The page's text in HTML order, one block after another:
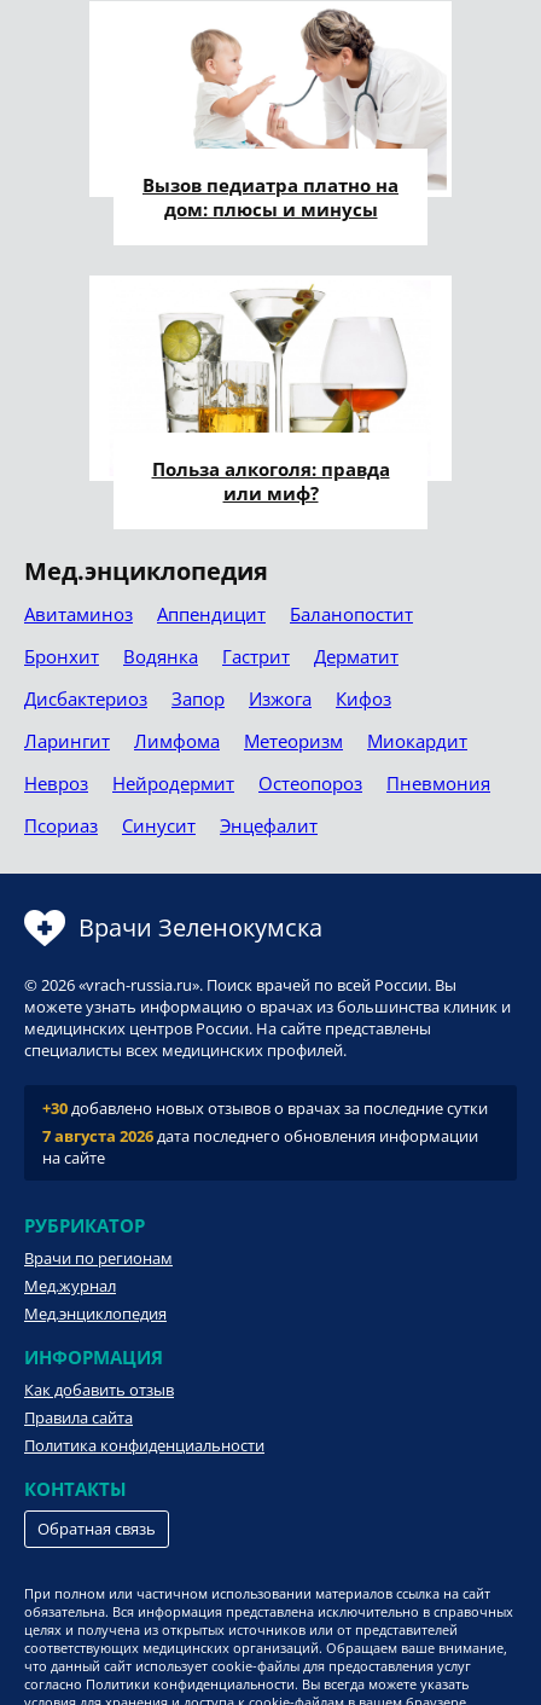
Вызов педиатра платно на
дом: плюсы и минусы
Польза алкоголя: правда
или миф?
Мед.энциклопедия
Авитаминоз Аппендицит
Баланопостит
Бронхит
Водянка Гастрит
Дерматит
Дисбактериоз
Запор Изжога
Кифоз
Ларингит
Лимфома Метеоризм
Миокардит
Невроз
Нейродермит Остеопороз
Пневмония
Псориаз
Синусит Энцефалит
Врачи Зеленокумска
© 2026 «vrach-russia.ru». Поиск врачей по всей России. Вы
можете узнать информацию о врачах из большинства клиник и
медицинских центров России. На сайте представлены
специалисты всех медицинских профилей.
+30добавлено новых отзывов о врачах за последние сутки
7 августа 2026дата последнего обновления информации
на сайте
РУБРИКАТОР
Врачи по регионам
Мед.журнал
Мед.энциклопедия
ИНФОРМАЦИЯ
Как добавить отзыв
Правила сайта
Политика конфиденциальности
КОНТАКТЫ
Обратная связь
При полном или частичном использовании материалов ссылка на сайт
обязательна. Вся информация представлена исключительно в справочных
целях и получена из открытых источников или от представителей
соответствующих медицинских организаций. Обращаем ваше внимание,
что данный сайт использует cookie-файлы для предоставления услуг
согласно Политики конфиденциальности. Вы всегда можете указать